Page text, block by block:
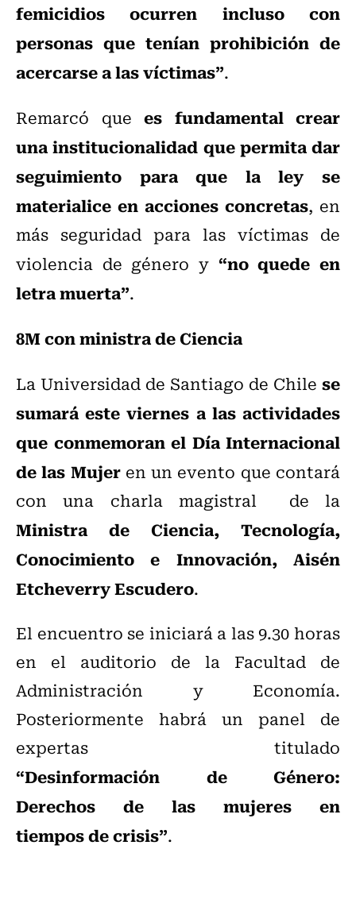
femicidios ocurren incluso con
personas que tenían prohibición de
acercarse a las víctimas”.
Remarcó que es fundamental crear
una institucionalidad que permita dar
seguimiento para que la ley se
materialice en acciones concretas, en
más seguridad para las víctimas de
violencia de género y “no quede en
letra muerta”.
8M con ministra de Ciencia
La Universidad de Santiago de Chile se
sumará este viernes a las actividades
que conmemoran el Día Internacional
de las Mujer en un evento que contará
con una charla magistral de la
Ministra de Ciencia, Tecnología,
Conocimiento e Innovación, Aisén
Etcheverry Escudero.
El encuentro se iniciará a las 9.30 horas
en el auditorio de la Facultad de
Administración y Economía.
Posteriormente habrá un panel de
expertas titulado
“Desinformación de Género:
Derechos de las mujeres en
tiempos de crisis”.